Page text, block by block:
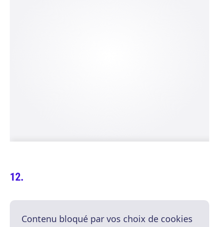
Contenu bloqué par vos choix de cookies